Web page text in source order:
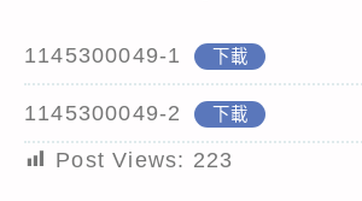
1145300049-1 下載
1145300049-2 下載
Post Views: 223